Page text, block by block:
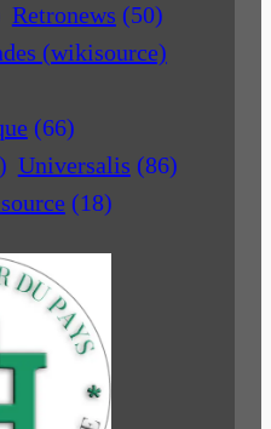
Retronews (50)
(wikisource)
(66)
Universalis (86)
(18)